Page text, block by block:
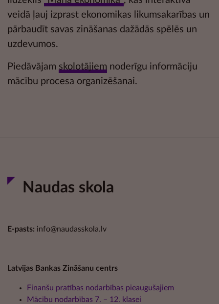
veidā ļauj izprast ekonomikas likumsakarības un
pārbaudīt savas zināšanas dažādās spēlēs un
uzdevumos.
Piedāvājam skolotājiem noderīgu informāciju
mācību procesa organizēšanai.
Naudas skola
E-pasts: info@naudasskola.lv
Latvijas Bankas Zināšanu centrs
Finanšu pratības nodarbības pieaugušajiem
Mācību nodarbības 7. – 12. klasei